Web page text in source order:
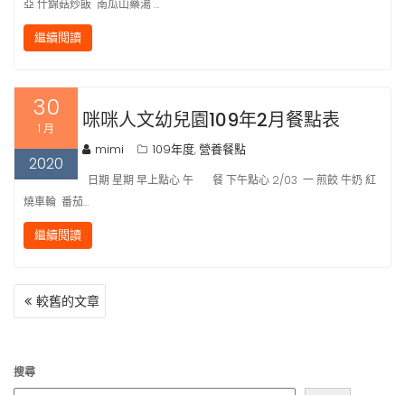
亞 什錦菇炒飯 南瓜山藥湯 …
繼續閱讀
30
1 月
2020
咪咪人文幼兒園109年2月餐點表
mimi 109年度,營養餐點
日期 星期 早上點心 午 餐 下午點心 2/03 一 煎餃 牛奶 紅
燒車輪 番茄…
繼續閱讀
文
章 較舊的文章
搜尋